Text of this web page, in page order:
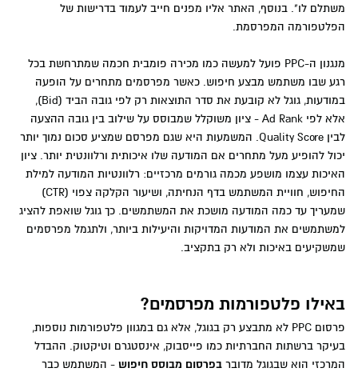
משתלם לו". בנוסף, האתר אליו מפנים חייב לעמוד בדרישות של
הפלטפורמה המפרסמת.
מנגנון ה-PPC פועל למעשה כמו מכירה פומבית חכמה שמתרחשת בכל
רגע שבו משתמש מבצע חיפוש. כאשר מפרסמים מתחרים על הופעה
במודעות, גוגל לא קובעת את סדר התוצאות רק לפי גובה הביד (Bid),
אלא לפי Ad Rank - ציון משוקלל שמבוסס על שילוב בין גובה ההצעה
לבין Quality Score. המשמעות היא שגם מפרסם שמציע סכום נמוך יותר
יכול להופיע מעל מתחרים אם המודעה שלו איכותית ורלוונטית יותר. ציון
האיכות עצמו מושפע מכמה גורמים מרכזיים: רלוונטיות המודעה למילת
החיפוש, חוויית המשתמש בדף הנחיתה, ושיעור הקלקה צפוי (CTR)
שמעריך עד כמה המודעה מושכת את המשתמשים. כך גוגל שואפת להציג
למשתמשים את המודעות המדויקות והיעילות ביותר, ולתגמל מפרסמים
שמשקיעים באיכות ולא רק בתקציב.
באילו פלטפורמות מפרסמים?
פרסום PPC לא מתבצע רק בגוגל, אלא גם במגוון פלטפורמות נוספות,
בעיקר ברשתות החברתיות כמו פייסבוק, אינסטגרם וטיקטוק. ההבדל
המרכזי הוא שבגוגל מדובר בפרסום מבוסס חיפוש - המשתמש כבר